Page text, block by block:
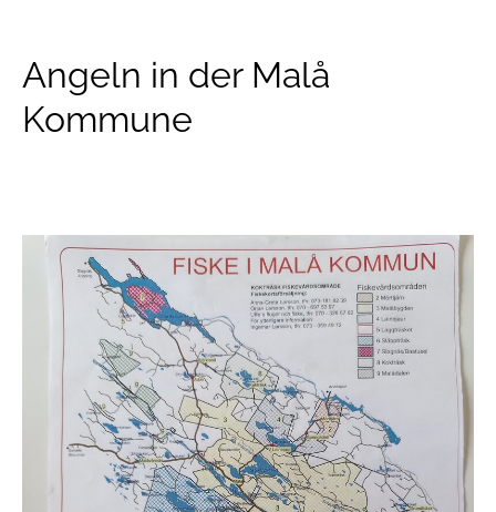
Angeln in der Malå
Kommune